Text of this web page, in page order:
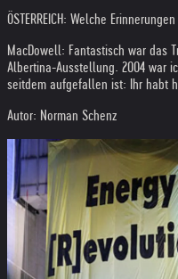
ÖSTERREICH: Welche
MacDowell: Fantastisch war das
Albertina-Ausstellung. 2004 war
seitdem aufgefallen ist: Ihr habt
Autor: Norman Schenz